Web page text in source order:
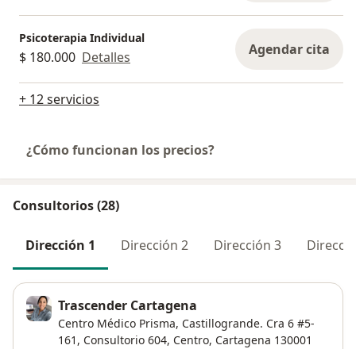
Psicoterapia Individual
$ 180.000 Detalles Agendar cita
+ 12 servicios
¿Cómo funcionan los precios?
Consultorios (28)
Dirección 1 Dirección 2 Dirección 3
Trascender Cartagena
Centro Médico Prisma, Castillogrande. Cra 6 #5-
161, Consultorio 604, Centro, Cartagena 130001